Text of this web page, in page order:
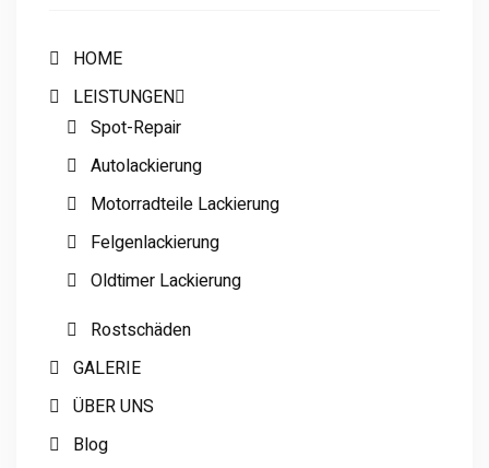
HOME
LEISTUNGEN
Spot-Repair
Autolackierung
Motorradteile Lackierung
Felgenlackierung
Oldtimer Lackierung
Rostschäden
GALERIE
ÜBER UNS
Blog